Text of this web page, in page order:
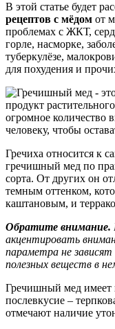
В этой статье будет
рецептов с мёдом от
проблемах с ЖКТ,
горле, насморке,
туберкулёзе,
для похудения и
Гречиха относится к
гречишный мед по
сорта. От других он
темным оттенком,
каштановым, и
Обратите внимание.
акцентировать
параметра не
полезных веществ в
Гречишный мед имеет
послевкусие –
отмечают наличие